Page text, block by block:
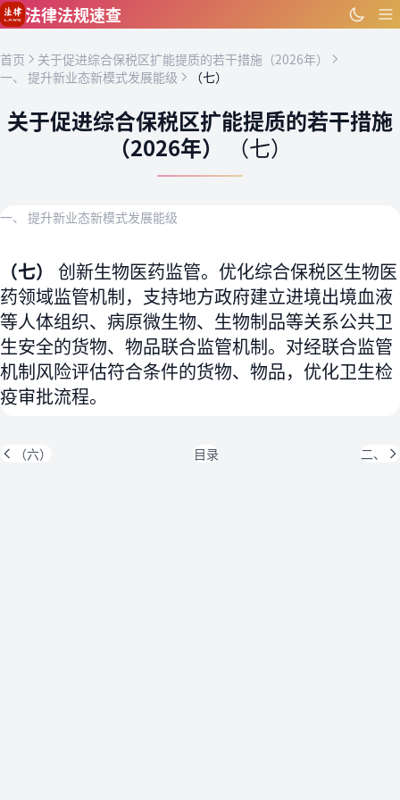
跳到主要内容
法律法规速查
首页
关于促进综合保税区扩能提质的若干措施（2026年）
一、 提升新业态新模式发展能级
（七）
关于促进综合保税区扩能提质的若干措施
（2026年）
（七）
一、 提升新业态新模式发展能级
（七） 创新生物医药监管。优化综合保税区生物医
药领域监管机制，支持地方政府建立进境出境血液
等人体组织、病原微生物、生物制品等关系公共卫
生安全的货物、物品联合监管机制。对经联合监管
机制风险评估符合条件的货物、物品，优化卫生检
疫审批流程。
（六） 目录 二、